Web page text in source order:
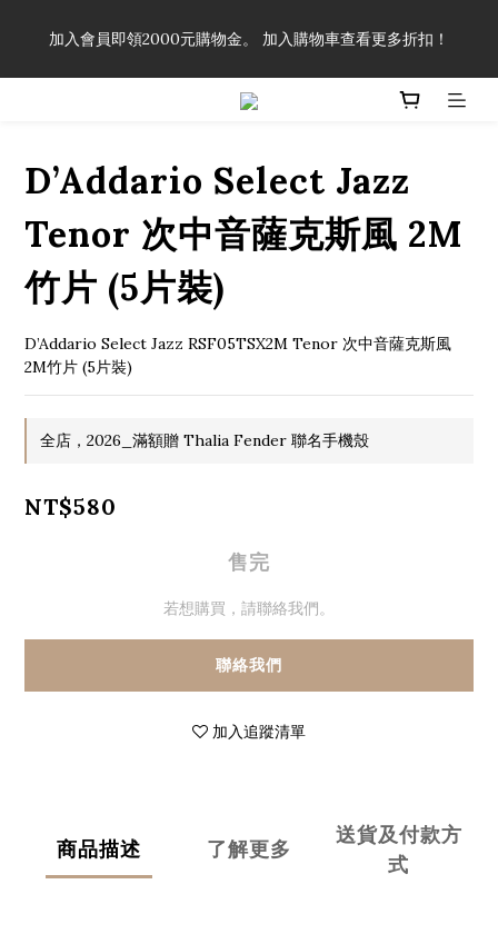
享有弦線、配件終生89折優惠！
加入會員即領2000元購物金。 加入購物車查看更多折扣！
「一生弦命！」單筆購買弦線、配件滿$999（不含運費），即可
D’Addario Select Jazz
Tenor 次中音薩克斯風 2M
竹片 (5片裝)
D’Addario Select Jazz RSF05TSX2M Tenor 次中音薩克斯風
2M竹片 (5片裝)
全店，2026_滿額贈 Thalia Fender 聯名手機殼
NT$580
售完
若想購買，請聯絡我們。
聯絡我們
加入追蹤清單
商品描述 了解更多
送貨及付款方
式